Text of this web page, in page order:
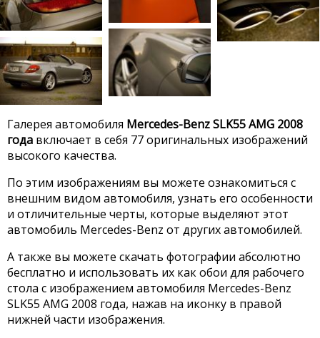
Галерея автомобиля Mercedes-Benz SLK55 AMG 2008
года включает в себя 77 оригинальных изображений
высокого качества.
По этим изображениям вы можете ознакомиться с
внешним видом автомобиля, узнать его особенности
и отличительные черты, которые выделяют этот
автомобиль Mercedes-Benz от других автомобилей.
А также вы можете скачать фотографии абсолютно
бесплатно и использовать их как обои для рабочего
стола с изображением автомобиля Mercedes-Benz
SLK55 AMG 2008 года, нажав на иконку в правой
нижней части изображения.